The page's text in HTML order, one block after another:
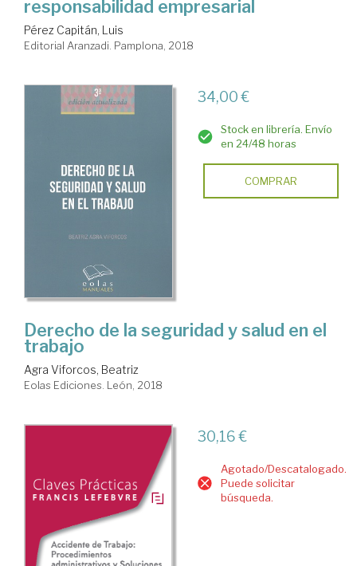
responsabilidad empresarial
Pérez Capitán, Luis
Editorial Aranzadi. Pamplona, 2018
34,00 €
Stock en librería. Envío
en 24/48 horas
COMPRAR
Derecho de la seguridad y salud en el
trabajo
Agra Viforcos, Beatriz
Eolas Ediciones. León, 2018
30,16 €
Agotado/Descatalogado.
Puede solicitar
búsqueda.